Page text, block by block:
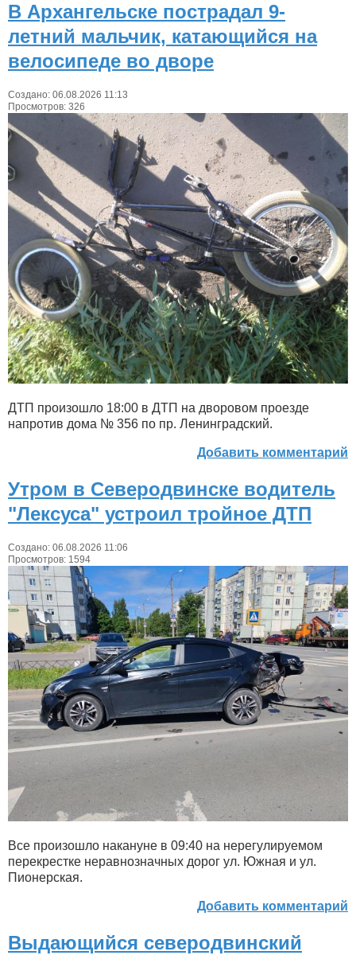
В Архангельске пострадал 9-
летний мальчик, катающийся на
велосипеде во дворе
Создано: 06.08.2026 11:13
Просмотров: 326
ДТП произошло 18:00 в ДТП на дворовом проезде
напротив дома № 356 по пр. Ленинградский.
Добавить комментарий
Утром в Северодвинске водитель
"Лексуса" устроил тройное ДТП
Создано: 06.08.2026 11:06
Просмотров: 1594
Все произошло накануне в 09:40 на нерегулируемом
перекрестке неравнозначных дорог ул. Южная и ул.
Пионерская.
Добавить комментарий
Выдающийся северодвинский